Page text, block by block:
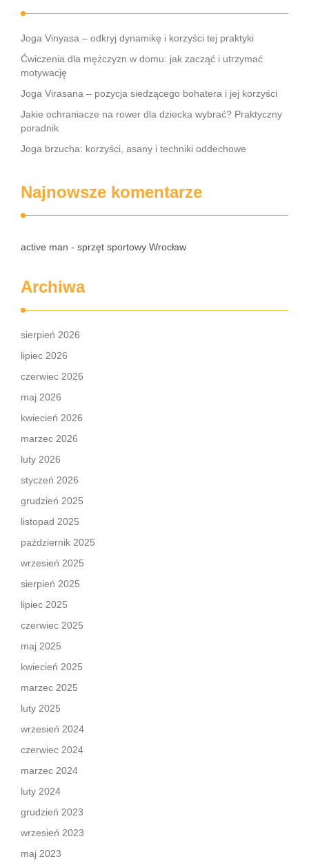
Joga Vinyasa – odkryj dynamikę i korzyści tej praktyki
Ćwiczenia dla mężczyzn w domu: jak zacząć i utrzymać
motywację
Joga Virasana – pozycja siedzącego bohatera i jej korzyści
Jakie ochraniacze na rower dla dziecka wybrać? Praktyczny
poradnik
Joga brzucha: korzyści, asany i techniki oddechowe
Najnowsze komentarze
active man - sprzęt sportowy Wrocław
Archiwa
sierpień 2026
lipiec 2026
czerwiec 2026
maj 2026
kwiecień 2026
marzec 2026
luty 2026
styczeń 2026
grudzień 2025
listopad 2025
październik 2025
wrzesień 2025
sierpień 2025
lipiec 2025
czerwiec 2025
maj 2025
kwiecień 2025
marzec 2025
luty 2025
wrzesień 2024
czerwiec 2024
marzec 2024
luty 2024
grudzień 2023
wrzesień 2023
maj 2023